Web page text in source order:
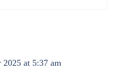
2025 at 5:37 am